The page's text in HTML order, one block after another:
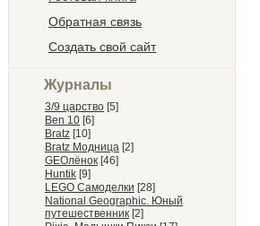
Обратная связь
Создать свой сайт
Журналы
3/9 царство [5]
Ben 10 [6]
Bratz [10]
Bratz Модница [2]
GEOлёнок [46]
Huntik [9]
LEGO Самоделки [28]
National Geographic. Юный
путешественник [2]